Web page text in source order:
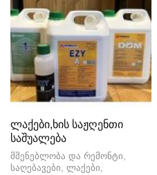
ლაქები,ხის საჟღენთი
საშუალება
მშენებლობა და რემონტი,
საღებავები, ლაქები